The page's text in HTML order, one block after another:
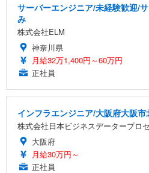
サーバーエンジニア/未経験歓迎/
み
株式会社ELM
神奈川県
月給32万1,400円～60万円
正社員
インフラエンジニア/大阪府大阪市
株式会社日本ビジネスデータープロ
大阪府
月給30万円～
正社員